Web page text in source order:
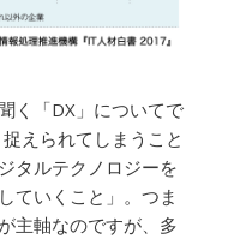
く「DX」についてで
えられてしまうこと
タルテクノロジーを
ていくこと」。つま
主軸なのですが、多